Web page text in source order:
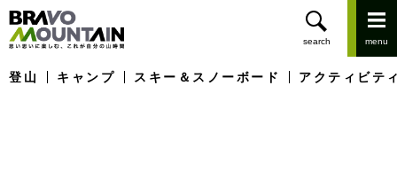
登山 キャンプ スキー＆スノーボード アクティビテ